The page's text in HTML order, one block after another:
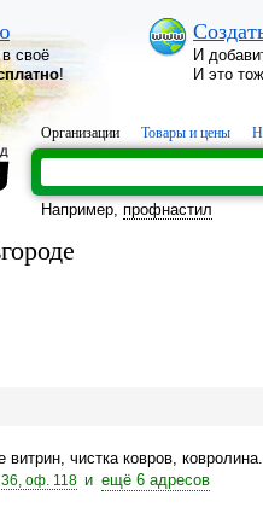
своё
!
И
И это
Организации Товары и цены
Например, профнастил
чистка ковров, ковролина.
оф. 118 и ещё 6 адресов